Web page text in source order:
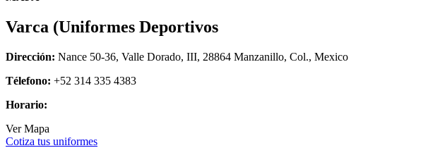
Varca (Uniformes Deportivos
Dirección: Nance 50-36, Valle Dorado, III, 28864 Manzanillo, Col., Mexico
Télefono: +52 314 335 4383
Horario:
Ver Mapa
Cotiza tus uniformes